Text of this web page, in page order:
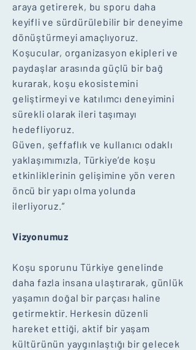
araya getirerek, bu sporu daha
keyifli ve sürdürülebilir bir deneyime
dönüştürmeyi amaçlıyoruz.
Koşucular, organizasyon ekipleri ve
paydaşlar arasında güçlü bir bağ
kurarak, koşu ekosistemini
geliştirmeyi ve katılımcı deneyimini
sürekli olarak ileri taşımayı
hedefliyoruz.
Güven, şeffaflık ve kullanıcı odaklı
yaklaşımımızla, Türkiye’de koşu
etkinliklerinin gelişimine yön veren
öncü bir yapı olma yolunda
ilerliyoruz.”
Vizyonumuz
Koşu sporunu Türkiye genelinde
daha fazla insana ulaştırarak, günlük
yaşamın doğal bir parçası haline
getirmektir. Herkesin düzenli
hareket ettiği, aktif bir yaşam
kültürünün yaygınlaştığı bir gelecek